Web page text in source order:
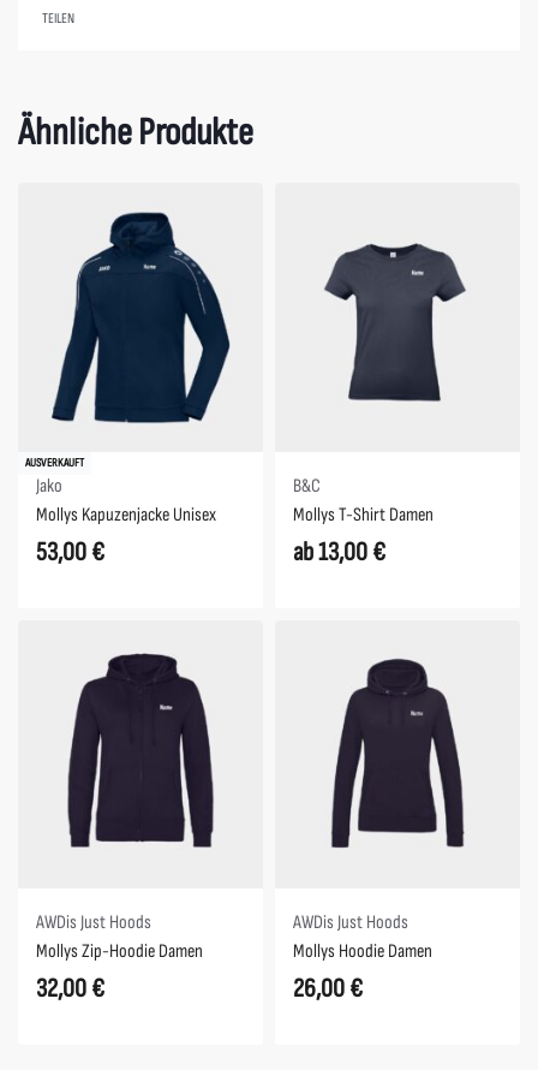
TEILEN
Ähnliche Produkte
AUSVERKAUFT
Jako
Mollys Kapuzenjacke Unisex
53,00€
B&C
Mollys T-Shirt Damen
ab13,00€
AWDis Just Hoods
Mollys Zip-Hoodie Damen
32,00€
AWDis Just Hoods
Mollys Hoodie Damen
26,00€